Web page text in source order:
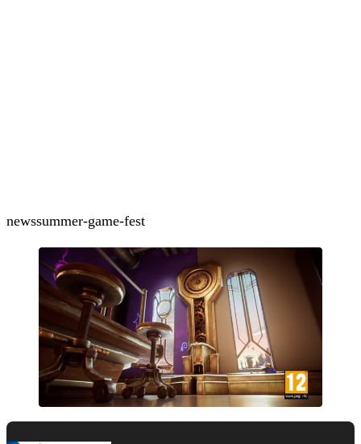
newssummer-game-fest